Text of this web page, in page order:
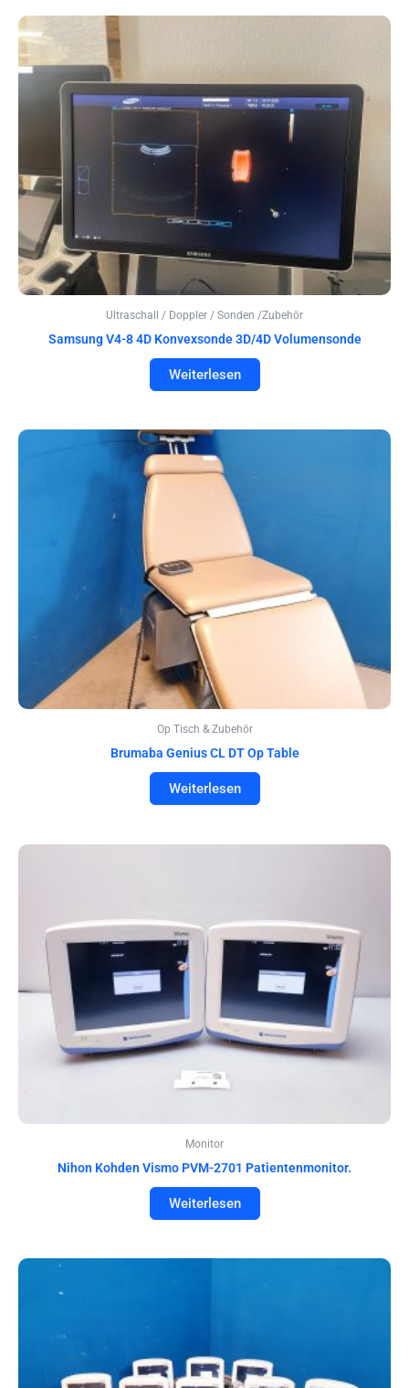
Ultraschall / Doppler / Sonden /Zubehör
Samsung V4-8 4D Konvexsonde 3D/4D Volumensonde
Weiterlesen
Op Tisch & Zubehör
Brumaba Genius CL DT Op Table
Weiterlesen
Monitor
Nihon Kohden Vismo PVM-2701 Patientenmonitor.
Weiterlesen